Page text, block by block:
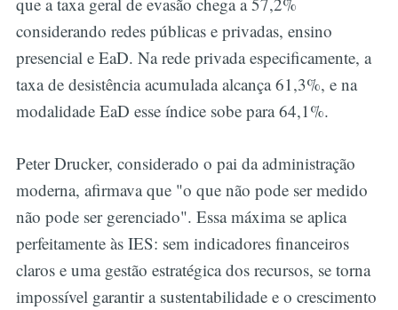
considerando redes públicas e privadas, ensino
presencial e EaD. Na rede privada especificamente, a
taxa de desistência acumulada alcança 61,3%, e na
modalidade EaD esse índice sobe para 64,1%.
Peter Drucker, considerado o pai da administração
moderna, afirmava que "o que não pode ser medido
não pode ser gerenciado". Essa máxima se aplica
perfeitamente às IES: sem indicadores financeiros
claros e uma gestão estratégica dos recursos, se torna
impossível garantir a sustentabilidade e o crescimento